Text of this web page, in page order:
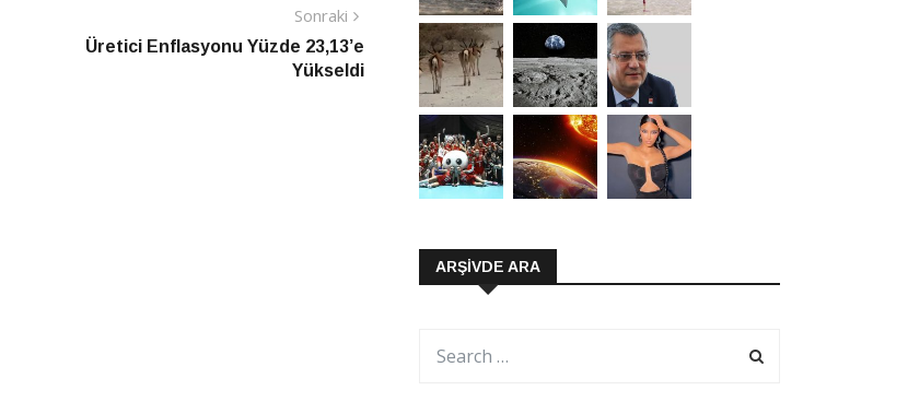
Sonraki
Üretici Enflasyonu Yüzde 23,13’e
Yükseldi
ARŞIVDE ARA